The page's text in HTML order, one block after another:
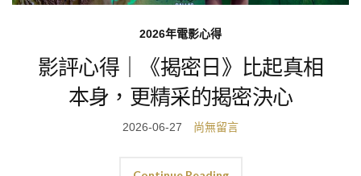
星宇航空JX236香港－台北
［A321neo經濟艙、Kyra
Lounge］飛行紀錄
1 則留言